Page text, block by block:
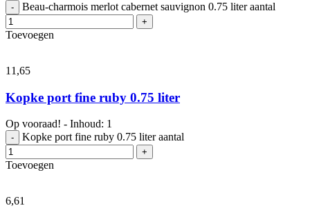
- Beau-charmois merlot cabernet sauvignon 0.75 liter aantal
+
Toevoegen
11,65
Kopke port fine ruby 0.75 liter
Op vooraad! - Inhoud: 1
- Kopke port fine ruby 0.75 liter aantal
+
Toevoegen
6,61